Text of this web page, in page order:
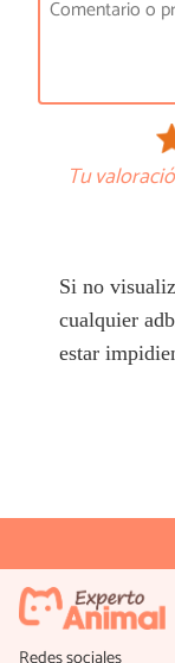
Tu
Si no
cualquier
estar